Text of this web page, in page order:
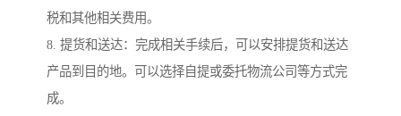
税和其他相关费用。
8. 提货和送达：完成相关手续后，可以安排提货和送达
产品到目的地。可以选择自提或委托物流公司等方式完
成。